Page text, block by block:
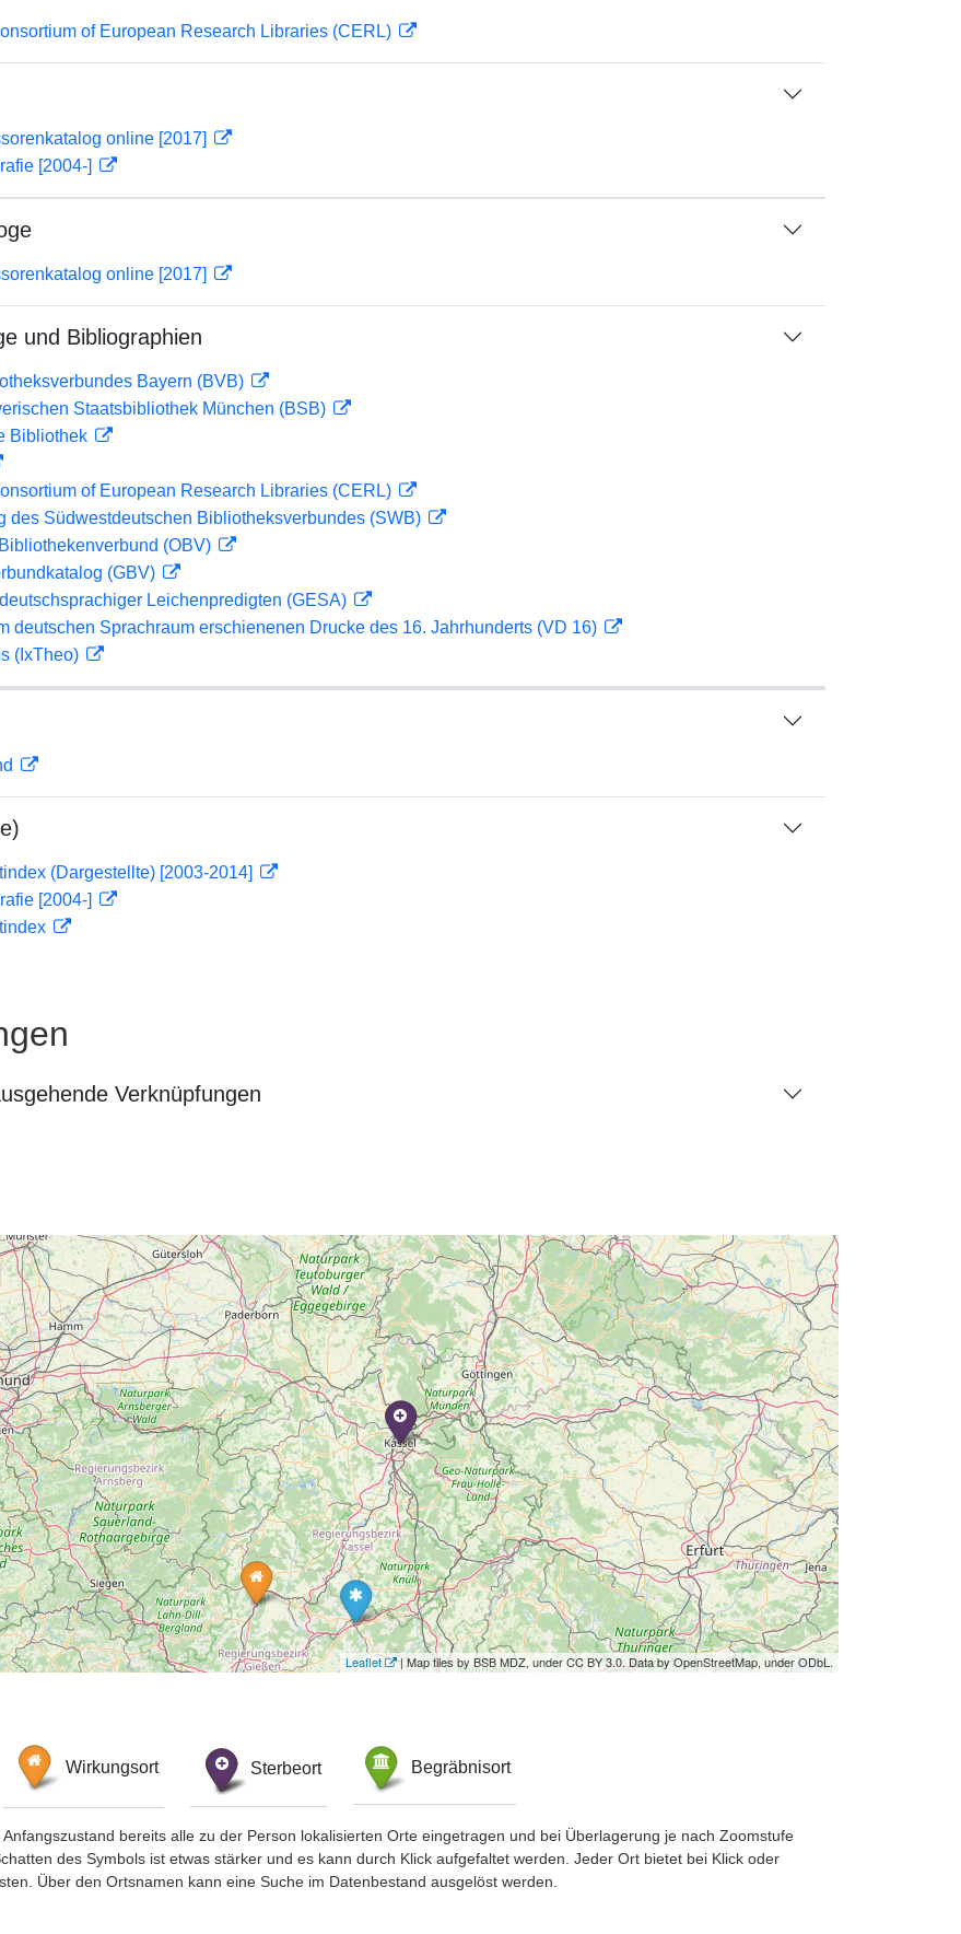
of European Research Libraries (CERL)
online [2017]
[2004-]
online [2017]
und Bibliographien
Bayern (BVB)
Staatsbibliothek München (BSB)
Bibliothek
of European Research Libraries (CERL)
des Südwestdeutschen Bibliotheksverbundes (SWB)
(OBV)
(GBV)
Leichenpredigten (GESA)
deutschen Sprachraum erschienenen Drucke des 16. Jahrhunderts (VD 16)
(IxTheo)
(Dargestellte) [2003-2014]
[2004-]
Verknüpfungen
Leaflet | Map tiles by BSB MDZ, under CC BY 3.0. Data by OpenStreetMap, under ODbL.
Wirkungsort Sterbeort Begräbnisort
bereits alle zu der Person lokalisierten Orte eingetragen und bei Überlagerung je nach Zoomstufe
des Symbols ist etwas stärker und es kann durch Klick aufgefaltet werden. Jeder Ort bietet bei Klick oder
Über den Ortsnamen kann eine Suche im Datenbestand ausgelöst werden.